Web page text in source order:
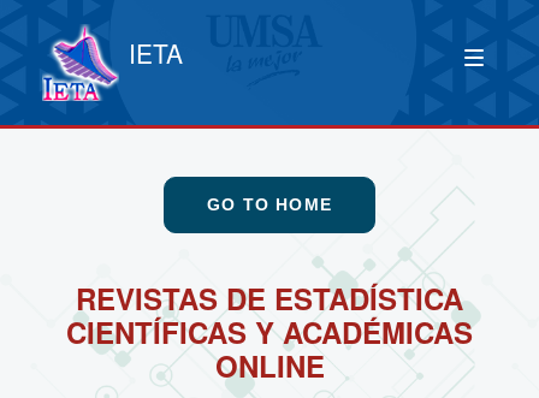
IETA
GO TO HOME
REVISTAS DE ESTADÍSTICA
CIENTÍFICAS Y ACADÉMICAS
ONLINE